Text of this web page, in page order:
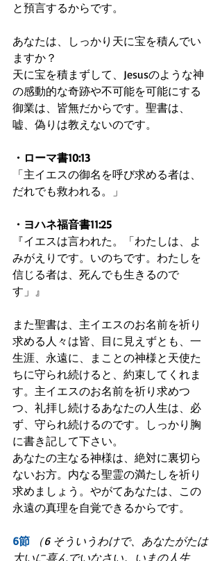
と預言するからです。
あなたは、しっかり天に宝を積んでい
ますか？
天に宝を積まずして、Jesusのような神
の感動的な奇跡や不可能を可能にする
御業は、皆無だからです。聖書は、
嘘、偽りは教えないのです。
・ローマ書10:13
「主イエスの御名を呼び求める者は、
だれでも救われる。」
・ヨハネ福音書11:25
『イエスは言われた。「わたしは、よ
みがえりです。いのちです。わたしを
信じる者は、死んでも生きるので
す」』
また聖書は、主イエスのお名前を祈り
求める人々は皆、目に見えずとも、一
生涯、永遠に、まことの神様と天使た
ちに守られ続けると、約束してくれま
す。主イエスのお名前を祈り求めつ
つ、礼拝し続けるあなたの人生は、必
ず、守られ続けるのです。しっかり胸
に書き記して下さい。
あなたの主なる神様は、絶対に裏切ら
ないお方。内なる聖霊の満たしを祈り
求めましょう。やがてあなたは、この
永遠の真理を自覚できるからです。
6節
（6 そういうわけで、あなたがたは
大いに喜んでいなさい。いまの人生